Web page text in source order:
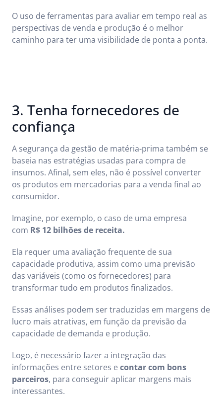
O uso de ferramentas para avaliar em tempo real as
perspectivas de venda e produção é o melhor
caminho para ter uma visibilidade de ponta a ponta.
3. Tenha fornecedores de
confiança
A segurança da gestão de matéria-prima também se
baseia nas estratégias usadas para compra de
insumos. Afinal, sem eles, não é possível converter
os produtos em mercadorias para a venda final ao
consumidor.
Imagine, por exemplo, o caso de uma empresa
com R$ 12 bilhões de receita.
Ela requer uma avaliação frequente de sua
capacidade produtiva, assim como uma previsão
das variáveis (como os fornecedores) para
transformar tudo em produtos finalizados.
Essas análises podem ser traduzidas em margens de
lucro mais atrativas, em função da previsão da
capacidade de demanda e produção.
Logo, é necessário fazer a integração das
informações entre setores econtar com bons
parceiros, para conseguir aplicar margens mais
interessantes.